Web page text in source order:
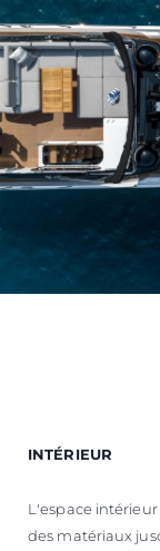
INTÉRIEUR
L'espace
des matériaux